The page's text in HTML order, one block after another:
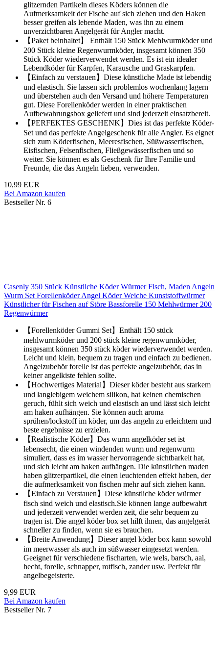
glitzernden Partikeln dieses Köders können die
Aufmerksamkeit der Fische auf sich ziehen und den Haken
besser greifen als lebende Maden, was ihn zu einem
unverzichtbaren Angelgerät für Angler macht.
【Paket beinhaltet】 Enthält 150 Stück Mehlwurmköder und
200 Stück kleine Regenwurmköder, insgesamt können 350
Stück Köder wiederverwendet werden. Es ist ein idealer
Lebendköder für Karpfen, Karausche und Graskarpfen.
【Einfach zu verstauen】Diese künstliche Made ist lebendig
und elastisch. Sie lassen sich problemlos wochenlang lagern
und überstehen auch den Versand und höhere Temperaturen
gut. Diese Forellenköder werden in einer praktischen
Aufbewahrungsbox geliefert und sind jederzeit einsatzbereit.
【PERFEKTES GESCHENK】Dies ist das perfekte Köder-
Set und das perfekte Angelgeschenk für alle Angler. Es eignet
sich zum Köderfischen, Meeresfischen, Süßwasserfischen,
Eisfischen, Felsenfischen, Fließgewässerfischen und so
weiter. Sie können es als Geschenk für Ihre Familie und
Freunde, die das Angeln lieben, verwenden.
10,99 EUR
Bei Amazon kaufen
Bestseller Nr. 6
Casenly 350 Stück Künstliche Köder Würmer Fisch, Maden Angeln
Wurm Set Forellenköder Angel Köder Weiche Kunststoffwürmer
Künstlicher für Fischen auf Störe Bassforelle 150 Mehlwürmer 200
Regenwürmer
【Forellenköder Gummi Set】Enthält 150 stück
mehlwurmköder und 200 stück kleine regenwurmköder,
insgesamt können 350 stück köder wiederverwendet werden.
Leicht und klein, bequem zu tragen und einfach zu bedienen.
Angelzubehör forelle ist das perfekte angelzubehör, das in
keiner angelkiste fehlen sollte.
【Hochwertiges Material】Dieser köder besteht aus starkem
und langlebigem weichem silikon, hat keinen chemischen
geruch, fühlt sich weich und elastisch an und lässt sich leicht
am haken aufhängen. Sie können auch aroma
sprühen/lockstoff im köder, um das angeln zu erleichtern und
beste ergebnisse zu erzielen.
【Realistische Köder】Das wurm angelköder set ist
lebensecht, die einen windenden wurm und regenwurm
simuliert, dass es im wasser hervorragende sichtbarkeit hat,
und sich leicht am haken aufhängen. Die künstlichen maden
haben glitzerpartikel, die einen leuchtenden effekt haben, der
die aufmerksamkeit von fischen mehr auf sich ziehen kann.
【Einfach zu Verstauen】Diese künstliche köder würmer
fisch sind weich und elastisch.Sie können lange aufbewahrt
und jederzeit verwendet werden zeit, die sehr bequem zu
tragen ist. Die angel köder box set hilft ihnen, das angelgerät
schneller zu finden, wenn sie es brauchen.
【Breite Anwendung】Dieser angel köder box kann sowohl
im meerwasser als auch im süßwasser eingesetzt werden.
Geeignet für verschiedene fischarten, wie wels, barsch, aal,
hecht, forelle, schnapper, rotfisch, zander usw. Perfekt für
angelbegeisterte.
9,99 EUR
Bei Amazon kaufen
Bestseller Nr. 7